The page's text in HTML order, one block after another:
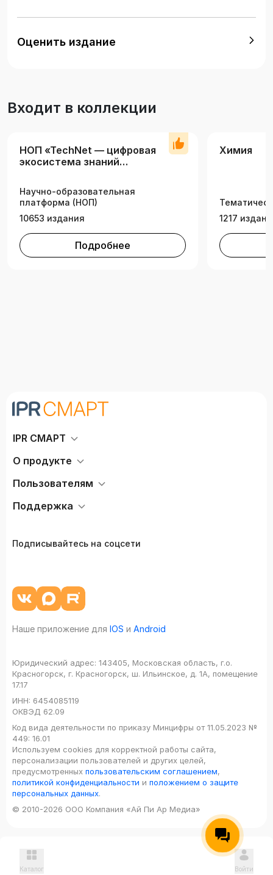
стандартом для подготовки бакалавров и
специалистов всех направлений, изучающих
курс «Химия».
Оценить издание
Входит в коллекции
НОП «TechNet — цифровая
экосистема знаний
Научно-образовательная
платформа (НОП)
10653 издания
Подробнее
Химия
1217
IPR СМАРТ
О продукте
Пользователям
Поддержка
Подписывайтесь на соцсети
Наше приложение для IOS и Android
Юридический адрес: 143405, Московская область, г.о.
Красногорск, г. Красногорск, ш. Ильинское, д. 1А, помещение
17.17
ИНН: 6454085119
ОКВЭД 62.09
Код вида деятельности по приказу Минцифры от 11.05.2023 №
449: 16.01
Используем cookies для корректной работы сайта,
персонализации пользователей и других целей,
предусмотренных пользовательским соглашением,
политикой конфиденциальности и положением о защите
персональных данных.
© 2010-2026 ООО Компания «Ай Пи Ар Медиа»
Каталог Войти